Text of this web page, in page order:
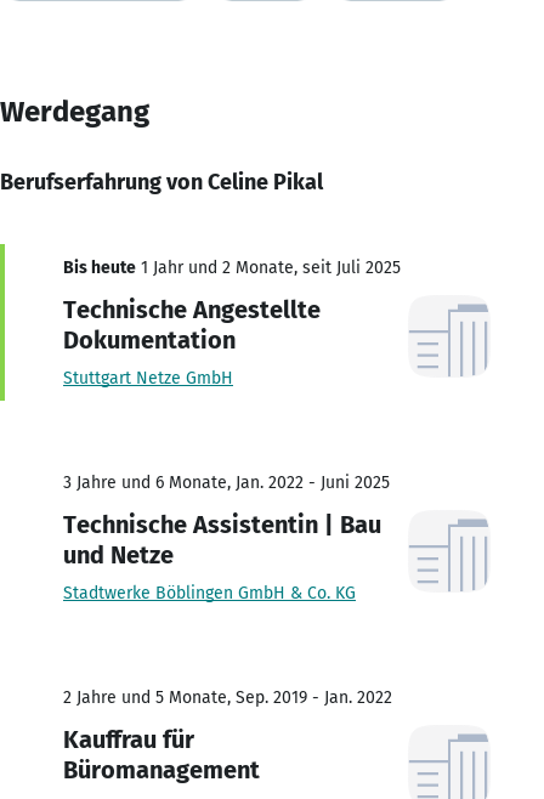
Werdegang
Berufserfahrung von Celine Pikal
Bis heute 1 Jahr und 2 Monate, seit Juli 2025
Technische Angestellte
Dokumentation
Stuttgart Netze GmbH
3 Jahre und 6 Monate, Jan. 2022 - Juni 2025
Technische Assistentin | Bau
und Netze
Stadtwerke Böblingen GmbH & Co. KG
2 Jahre und 5 Monate, Sep. 2019 - Jan. 2022
Kauffrau für
Büromanagement